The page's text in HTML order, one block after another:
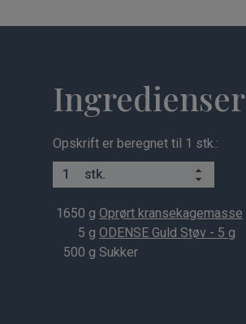
Ingredienser
Opskrift er beregnet til 1 stk.:
stk.
1650 g Oprørt kransekagemasse
5 g ODENSE Guld Støv - 5 g
500 g Sukker